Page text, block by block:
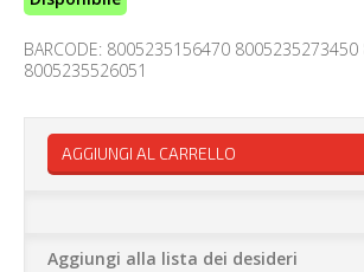
BARCODE: 8005235156470
8005235526051
AGGIUNGI AL CARRELLO
Aggiungi alla lista dei desideri